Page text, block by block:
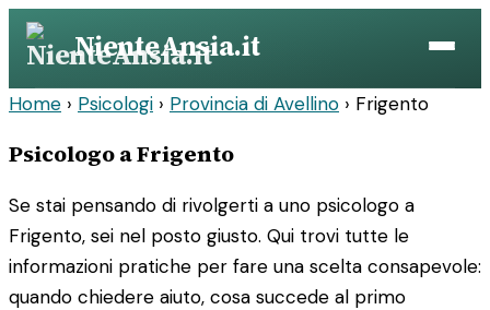
Vai
contenuto
NienteAnsia.it
Home › Psicologi › Provincia di Avellino › Frigento
Psicologo a Frigento
Se stai pensando di rivolgerti a uno psicologo a
Frigento, sei nel posto giusto. Qui trovi tutte le
informazioni pratiche per fare una scelta consapevole:
quando chiedere aiuto, cosa succede al primo